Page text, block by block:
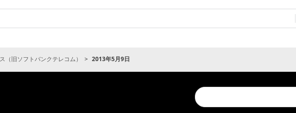
（旧ソフトバンクテレコム） 2013年5月9日
Conduct
a
search